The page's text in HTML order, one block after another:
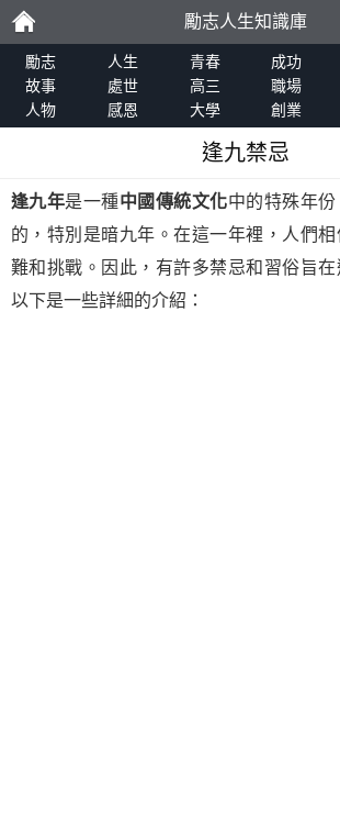
勵
志
勵志人生知識庫
勵志 人生 青春 成功
故事
處世 高三 職場
人物
感恩 大學 創業
逢九禁忌
逢九年是一種中國傳統文化中的特殊年份
的，特別是暗九年。在這一年裡，人們
難和挑戰。因此，有許多禁忌和習俗旨在
以下是一些詳細的介紹：